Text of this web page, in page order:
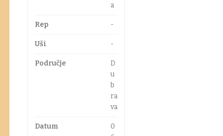
a
Rep -
Uši -
Područje
D
u
b
ra
va
Datum
0